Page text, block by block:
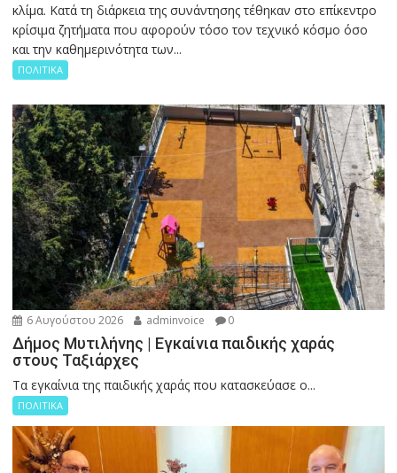
κλίμα. Κατά τη διάρκεια της συνάντησης τέθηκαν στο επίκεντρο
κρίσιμα ζητήματα που αφορούν τόσο τον τεχνικό κόσμο όσο
και την καθημερινότητα των...
ΠΟΛΙΤΙΚΑ
6 Αυγούστου 2026 adminvoice 0
Δήμος Μυτιλήνης | Εγκαίνια παιδικής χαράς
στους Ταξιάρχες
Tα εγκαίνια της παιδικής χαράς που κατασκεύασε ο...
ΠΟΛΙΤΙΚΑ